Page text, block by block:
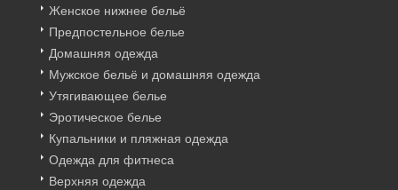
Женское нижнее бельё
Предпостельное белье
Домашняя одежда
Мужское бельё и домашняя одежда
Утягивающее белье
Эротическое белье
Купальники и пляжная одежда
Одежда для фитнеса
Верхняя одежда